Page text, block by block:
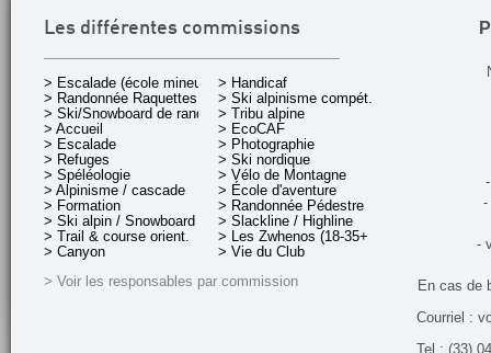
Les différentes commissions
> Escalade (école mineurs)
> Randonnée Raquettes
> Ski/Snowboard de rando.
> Accueil
> Escalade
> Refuges
> Spéléologie
> Alpinisme / cascade
> Formation
> Ski alpin / Snowboard
> Trail & course orient.
> Canyon
> Handicaf
> Ski alpinisme compét.
> Tribu alpine
> EcoCAF
> Photographie
> Ski nordique
> Vélo de Montagne
> École d'aventure
> Randonnée Pédestre
> Slackline / Highline
> Les Zwhenos (18-35+ ans)
> Vie du Club
> Voir les responsables par commission
-
-
En cas de
Courriel :
Tel : (33)